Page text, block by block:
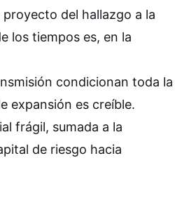
del hallazgo a la
los tiempos es, en la
condicionan toda la
expansión es creíble.
frágil, sumada a la
de riesgo hacia